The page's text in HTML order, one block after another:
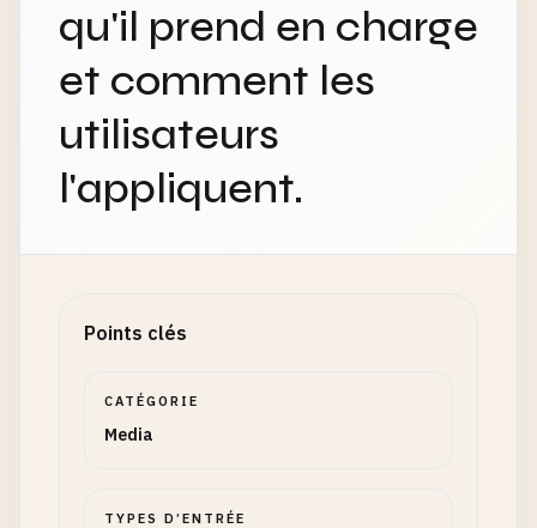
qu'il prend en charge
et comment les
utilisateurs
l'appliquent.
Points clés
CATÉGORIE
Media
TYPES D’ENTRÉE